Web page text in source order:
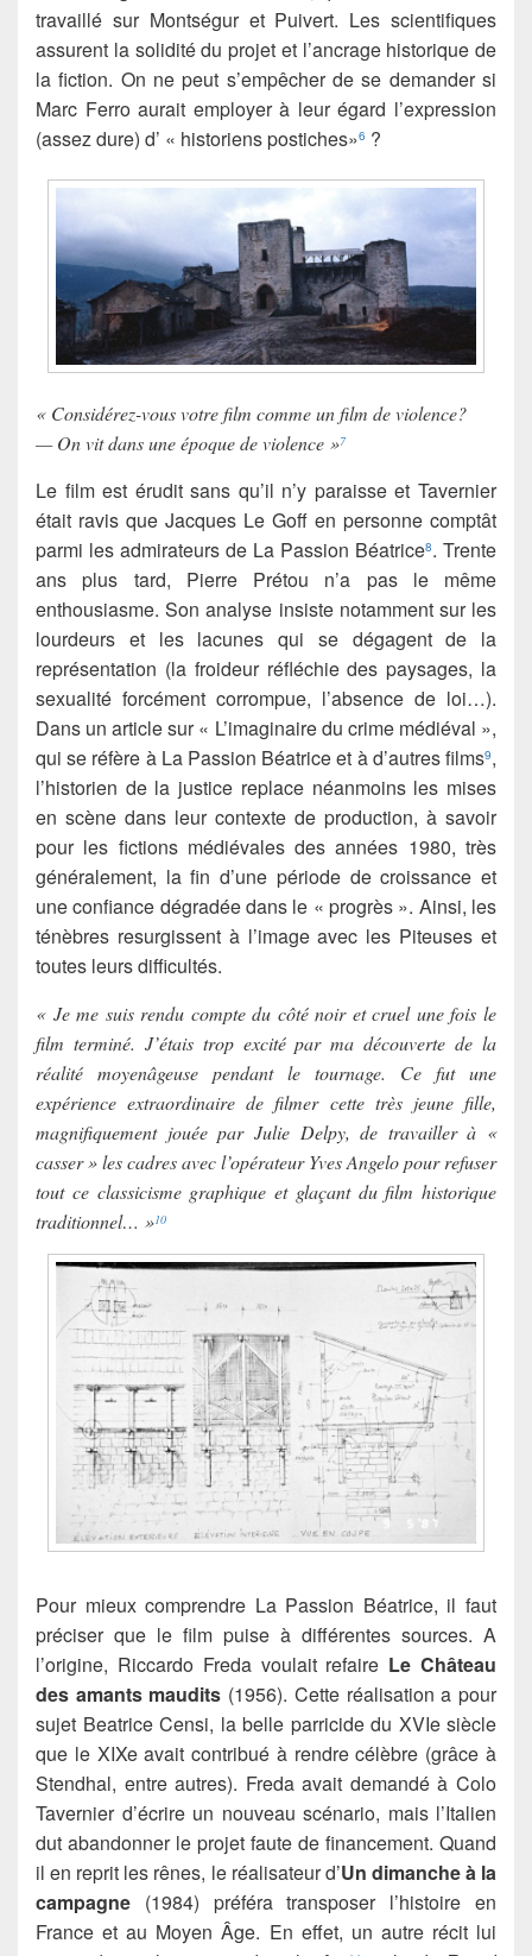
travaillé sur Montségur et Puivert. Les scientifiques
assurent la solidité du projet et l’ancrage historique de
la fiction. On ne peut s’empêcher de se demander si
Marc Ferro aurait employer à leur égard l’expression
(assez dure) d’ « historiens postiches»6 ?
« Considérez-vous votre film comme un film de violence?
— On vit dans une époque de violence »7
Le film est érudit sans qu’il n’y paraisse et Tavernier
était ravis que Jacques Le Goff en personne comptât
parmi les admirateurs de La Passion Béatrice8. Trente
ans plus tard, Pierre Prétou n’a pas le même
enthousiasme. Son analyse insiste notamment sur les
lourdeurs et les lacunes qui se dégagent de la
représentation (la froideur réfléchie des paysages, la
sexualité forcément corrompue, l’absence de loi…).
Dans un article sur « L’imaginaire du crime médiéval »,
qui se réfère à La Passion Béatrice et à d’autres films9,
l’historien de la justice replace néanmoins les mises
en scène dans leur contexte de production, à savoir
pour les fictions médiévales des années 1980, très
généralement, la fin d’une période de croissance et
une confiance dégradée dans le « progrès ». Ainsi, les
ténèbres resurgissent à l’image avec les Piteuses et
toutes leurs difficultés.
« Je me suis rendu compte du côté noir et cruel une fois le
film terminé. J’étais trop excité par ma découverte de la
réalité moyenâgeuse pendant le tournage. Ce fut une
expérience extraordinaire de filmer cette très jeune fille,
magnifiquement jouée par Julie Delpy, de travailler à «
casser » les cadres avec l’opérateur Yves Angelo pour refuser
tout ce classicisme graphique et glaçant du film historique
traditionnel… »10
Pour mieux comprendre La Passion Béatrice, il faut
préciser que le film puise à différentes sources. A
l’origine, Riccardo Freda voulait refaire Le Château
des amants maudits (1956). Cette réalisation a pour
sujet Beatrice Censi, la belle parricide du XVIe siècle
que le XIXe avait contribué à rendre célèbre (grâce à
Stendhal, entre autres). Freda avait demandé à Colo
Tavernier d’écrire un nouveau scénario, mais l’Italien
dut abandonner le projet faute de financement. Quand
il en reprit les rênes, le réalisateur d’Un dimanche à la
campagne (1984) préféra transposer l’histoire en
France et au Moyen Âge. En effet, un autre récit lui